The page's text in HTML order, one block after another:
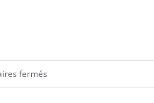
fermés